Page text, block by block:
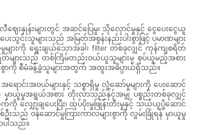
ေးနှုန်းများတွင် အဆင်ပြေမှု၊ သိုလှောင်မှုနှင့် ငွေပေးငွေယူ
င်းသူများသည် အမြတ်အစွန်းနည်းပါးစွာဖြင့် ပမာဏများ
းကို ရွေးချယ်သောအခါ၊ filter တစ်ခုလျှင် ကုန်ကျစရိတ်
ျားသည် တစ်ကြိမ်တည်းဝယ်ယူသူများမှ စုပ်ယူမည့်အစား
စွာကို စီမံခန့်ခွဲသူများအတွက် အထူးအဓိပ္ပာယ်ရှိသည်။
ောင်းအ၀ယ်များနှင့် သစ္စာရှိမှု လှုံ့ဆော်မှုများကို ပေးဆောင်
ာ မှာယူမှုအရွယ်အစား တိုးလာသည်နှင့်အမျှ ပစ္စည်းတစ်ခုလျှင်
ကို လျှော့ချပေးပြီး၊ ထုပ်ပိုးမှုဖြုန်းတီးမှုနှင့် သယ်ယူပို့ဆောင်
ည် ဝန်ဆောင်မှုကြားကာလများစွာကို လွှမ်းခြုံရန် မှာယူမှု
ပါသည်။